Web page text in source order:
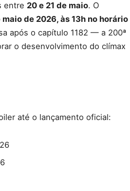
entre 20 e 21 de maio. O
de 2026, às 13h no horário
após o capítulo 1182 — a 200ª
o desenvolvimento do clímax
até o lançamento oficial: